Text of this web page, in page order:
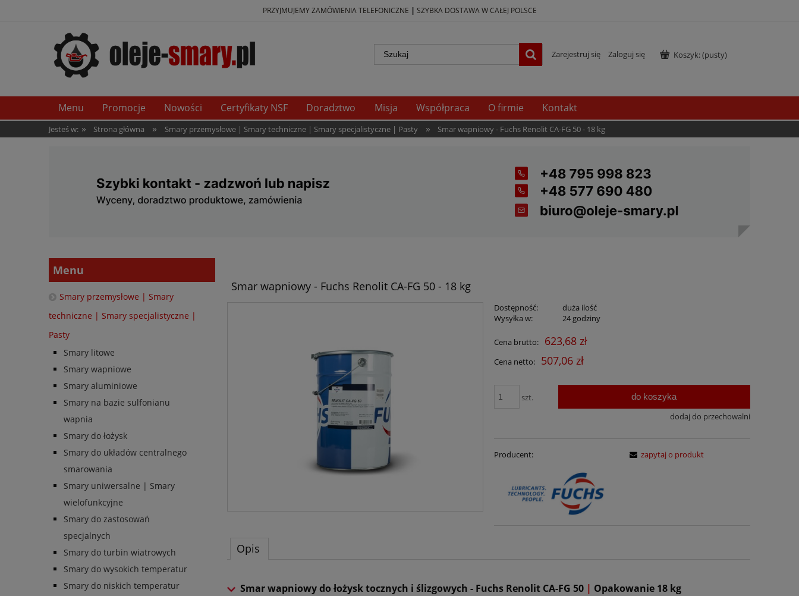
PRZYJMUJEMY ZAMÓWIENIA TELEFONICZNE | SZYBKA DOSTAWA W CAŁEJ POLSCE
Koszyk:(pusty)
Zarejestruj się Zaloguj się
Menu Promocje Nowości Certyfikaty NSF Doradztwo Misja Współpraca O firmie Kontakt
Jesteś w: » Strona główna » Smary przemysłowe | Smary techniczne | Smary specjalistyczne | Pasty » Smar wapniowy - Fuchs Renolit CA-FG 50 - 18 kg
Menu
Smary przemysłowe | Smary
techniczne | Smary specjalistyczne |
Pasty
Smary litowe
Smary wapniowe
Smary aluminiowe
Smary na bazie sulfonianu
wapnia
Smary do łożysk
Smary do układów centralnego
smarowania
Smary uniwersalne | Smary
wielofunkcyjne
Smary do zastosowań
specjalnych
Smary do turbin wiatrowych
Smary do wysokich temperatur
Smary do niskich temperatur
Smar wapniowy - Fuchs Renolit CA-FG 50 - 18 kg
Dostępność:
duża ilość
Wysyłka w:
24 godziny
Cena brutto: 623,68 zł
Cena netto: 507,06 zł
szt. do koszyka
dodaj do przechowalni
Producent: zapytaj o produkt
Opis
Smar wapniowy do łożysk tocznych i ślizgowych - Fuchs Renolit CA-FG 50 | Opakowanie 18 kg